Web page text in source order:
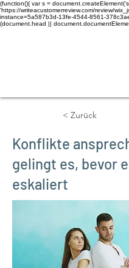
(function(){ var s =
'https://writeacustomerreview.com/review/
instance=5a587b3d-13fe-4544-8561-
(document.head ||
< Zurück
Konflikte
gelingt es, bevor
eskaliert